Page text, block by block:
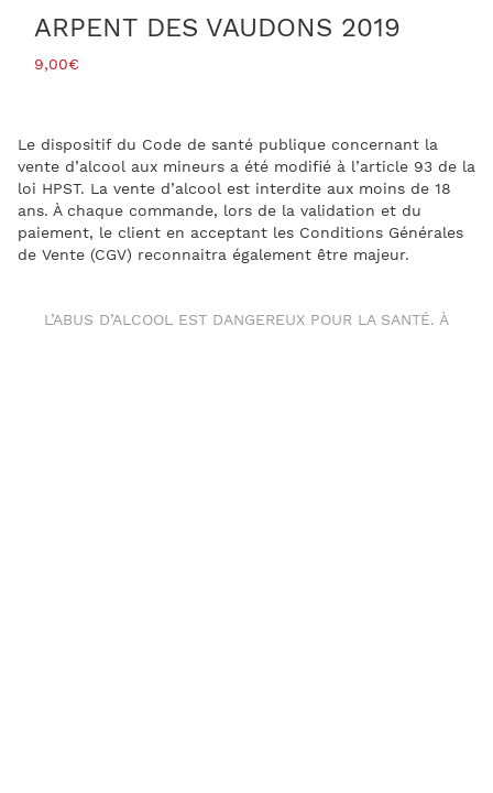
ARPENT DES VAUDONS 2019
9,00€
Le dispositif du Code de santé publique concernant la
vente d’alcool aux mineurs a été modifié à l’article 93 de la
loi HPST. La vente d’alcool est interdite aux moins de 18
ans. À chaque commande, lors de la validation et du
paiement, le client en acceptant les Conditions Générales
de Vente (CGV) reconnaitra également être majeur.
L’ABUS D’ALCOOL EST DANGEREUX POUR LA SANTÉ. À